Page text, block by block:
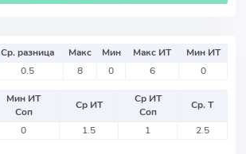
Ср. разница Макс Мин Макс ИТ
Мин ИТ
0.5 8 0 6 0
Мин ИТ
Соп
Ср ИТ
Ср ИТ
Соп
Ср. Т
0 1.5 1 2.5